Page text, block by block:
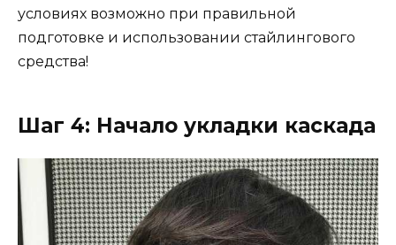
условиях возможно при правильной
подготовке и использовании стайлингового
средства!
Шаг 4: Начало укладки каскада